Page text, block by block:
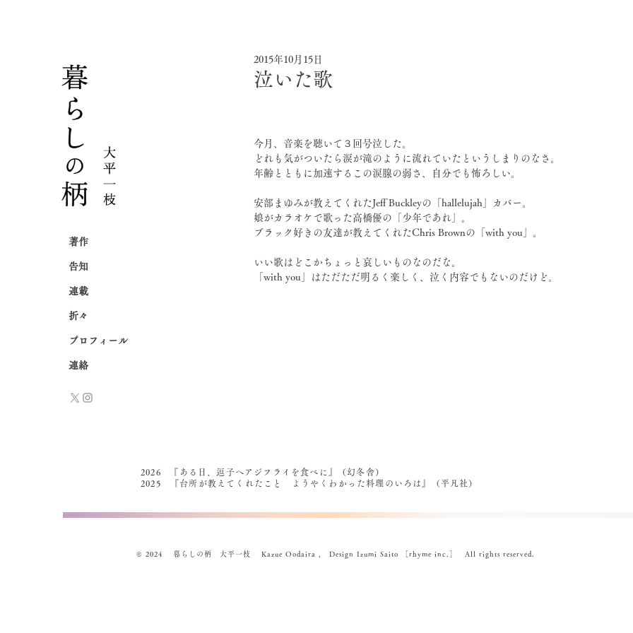
泣いた歌
2015年10月15日
今月、音楽を聴いて３回号泣した。
どれも気がついたら涙が滝のように流れていたというしまりのなさ。
年齢とともに加速するこの涙腺の弱さ、自分でも怖ろしい。
安部まゆみが教えてくれたJeff Buckleyの「hallelujah」カバー。
娘がカラオケで歌った高橋優の「少年であれ」。
ブラック好きの友達が教えてくれたChris Brownの「with you」。
いい歌はどこかちょっと哀しいものなのだな。
「with you」はただただ明るく楽しく、泣く内容でもないのだけど。
著作
告知
連載
折々
プロフィール
連絡
2026 『ある日、逗子へアジフライを食べに』（幻冬舎）
2025 『台所が教えてくれたこと ようやくわかった料理のいろは』（平凡社）
© 2024 暮らしの柄 大平一枝 Kazue Oodaira , Design Izumi Saito ［rhyme inc.］ All rights reserved.